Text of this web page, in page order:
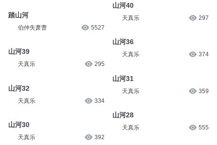
踏山河
伯仲失萧曹 5527
山河39
天真乐 295
山河32
天真乐 334
山河30
天真乐 392
山河40
天真乐 297
山河36
天真乐 374
山河31
天真乐 359
山河28
天真乐 555